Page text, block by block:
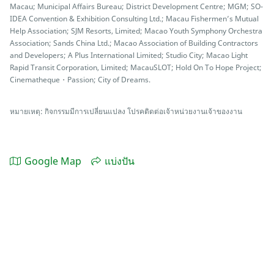
Macau; Municipal Affairs Bureau; District Development Centre; MGM; SO-
IDEA Convention & Exhibition Consulting Ltd.; Macau Fishermen’s Mutual
Help Association; SJM Resorts, Limited; Macao Youth Symphony Orchestra
Association; Sands China Ltd.; Macao Association of Building Contractors
and Developers; A Plus International Limited; Studio City; Macao Light
Rapid Transit Corporation, Limited; MacauSLOT; Hold On To Hope Project;
Cinematheque・Passion; City of Dreams.
หมายเหตุ: กิจกรรมมีการเปลี่ยนแปลง โปรคติดต่อเจ้าหน่วยงานเจ้าของงาน
Google Map แบ่งปัน